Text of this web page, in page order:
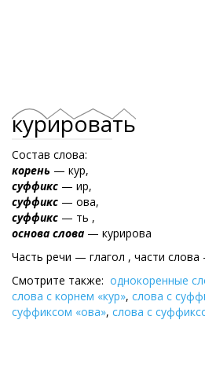
курировать
Состав слова:
корень — кур,
суффикс — ир,
суффикс — ова,
суффикс — ть ,
основа слова — курирова
Часть речи — глагол , части
Смотрите также: однокоренные
слова с корнем «кур», слова с
суффиксом «ова», слова с